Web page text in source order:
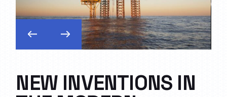
NEW INVENTIONS IN